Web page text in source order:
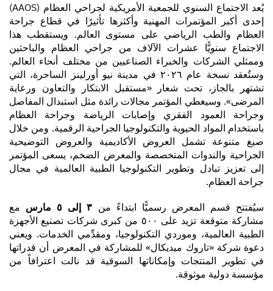
يُعد الاجتماع السنوي للجمعية الأمريكية لجراحي العظام (AAOS)
إحدى أكبر المؤتمرات المهنية وأكثرها تأثيرًا في قطاع جراحة
العظام والطب الرياضي على مستوى العالم. ويستقطب هذا
الاجتماع سنويًّا عشرات الآلاف من جراحي العظام والباحثين
وممثلي الشركات والخبراء الصناعيين من مختلف أنحاء العالم.
وستُعقد نسخة عام ٢٠٢٦ في مدينة نيو أورلينز الساحرة، التي
تشتهر بالجاز، تحت شعار «مستقبل الابتكار والتعاون ورعاية
المرضى». وسيغطي المؤتمر مجالات رائدة مثل استبدال المفاصل
وجراحة العمود الفقري وإصابات الرياضة وجراحة العظام
باستخدام المواد الحيوية والتكنولوجيا الجراحية الرقمية. ومن خلال
صيغ متنوعة تشمل العروض الأكاديمية والعروض التوضيحية
الجراحية والندوات المتخصصة والمعرض الضخم، يسعى المؤتمر
إلى تعزيز تبادل وتطوير التكنولوجيا الطبية العالمية في مجال
جراحة العظام.
سيُفتتح قسم المعرض رسميًّا ابتداءً من ٣ إلى ٥ مارس
مع
مشاركة متوقعة تزيد على ٥٠٠ من كبرى شركات تصنيع الأجهزة
الطبية العالمية، وموردي التكنولوجيا، ومقدِّمي الخدمات. ويعني
دعوة شركة «تاروك ميديكال» للمشاركة في المعرض أن قدراتها
في تطوير المنتجات وإمكاناتها السوقية قد نالت اعترافاً من
مؤسسة دولية موثوقة.